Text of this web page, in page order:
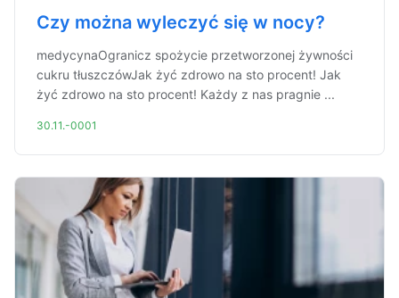
Czy można wyleczyć się w nocy?
medycynaOgranicz spożycie przetworzonej żywności
cukru tłuszczówJak żyć zdrowo na sto procent! Jak
żyć zdrowo na sto procent! Każdy z nas pragnie ...
30.11.-0001